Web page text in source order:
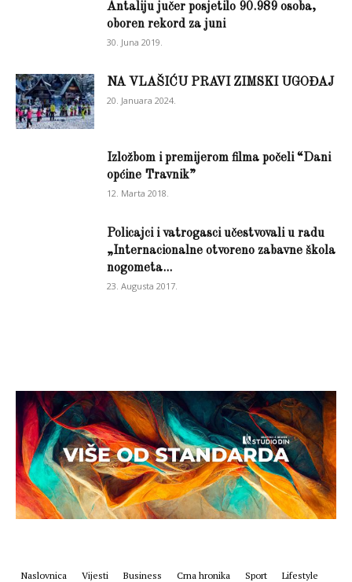
Antaliju jučer posjetilo 90.989 osoba,
oboren rekord za juni
30. Juna 2019.
NA VLAŠIĆU PRAVI ZIMSKI UGOĐAJ
20. Januara 2024.
Izložbom i premijerom filma počeli “Dani
općine Travnik”
12. Marta 2018.
Policajci i vatrogasci učestvovali u radu
„Internacionalne otvoreno zabavne škola
nogometa...
23. Augusta 2017.
Naslovnica Vijesti Business Crna hronika Sport Lifestyle